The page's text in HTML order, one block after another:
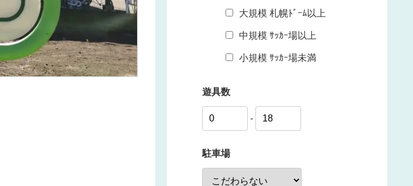
大規模 札幌ﾄﾞｰﾑ以上
中規模 ｻｯｶｰ場以上
小規模 ｻｯｶｰ場未満
遊具数
-
駐車場